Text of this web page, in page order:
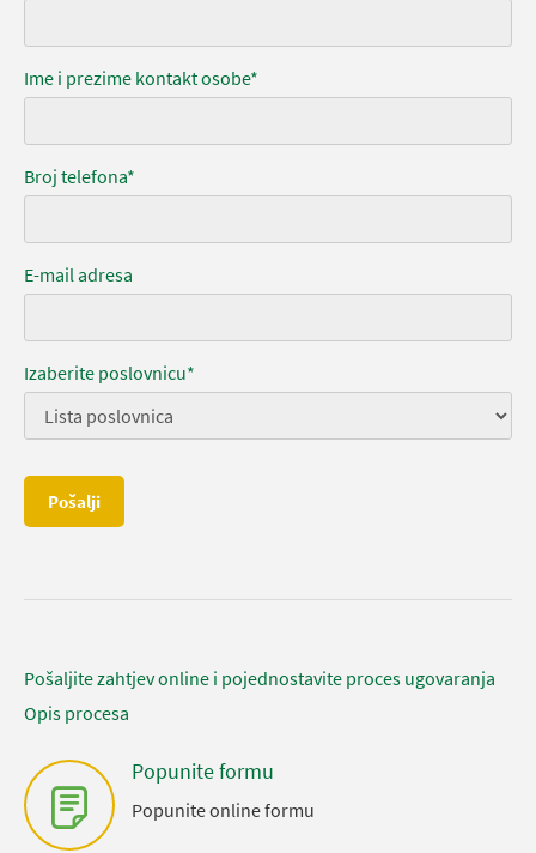
Ime i prezime kontakt osobe*
Broj telefona*
E-mail adresa
Izaberite poslovnicu*
Pošalji
Pošaljite zahtjev online i pojednostavite proces ugovaranja
Opis procesa
Popunite formu
Popunite online formu